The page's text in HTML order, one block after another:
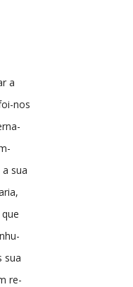
a
nos
sua
sua
re-